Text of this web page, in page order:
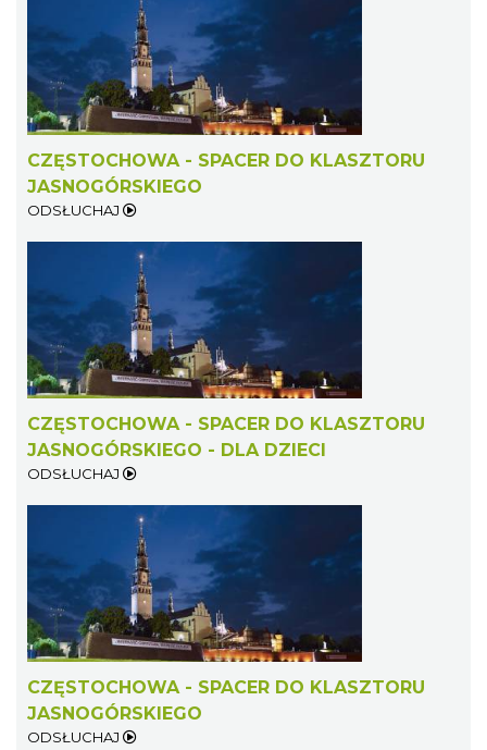
CZĘSTOCHOWA - SPACER DO KLASZTORU
JASNOGÓRSKIEGO
ODSŁUCHAJ
CZĘSTOCHOWA - SPACER DO KLASZTORU
JASNOGÓRSKIEGO - DLA DZIECI
ODSŁUCHAJ
CZĘSTOCHOWA - SPACER DO KLASZTORU
JASNOGÓRSKIEGO
ODSŁUCHAJ